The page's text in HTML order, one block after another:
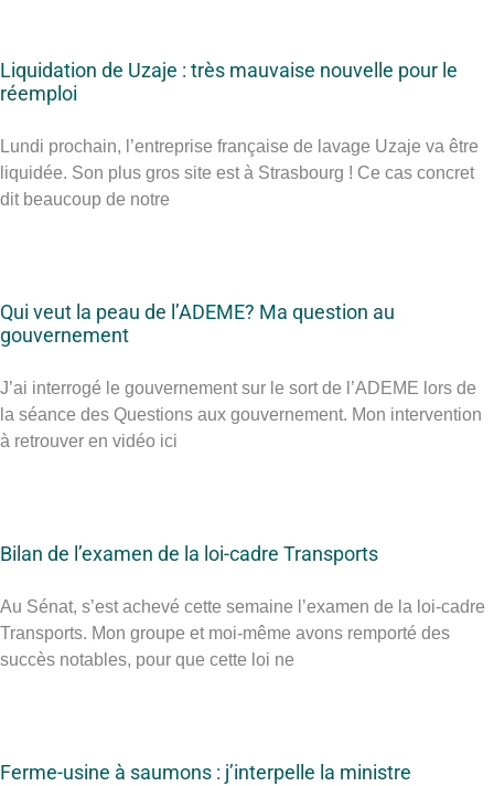
Liquidation de Uzaje : très mauvaise nouvelle pour le
réemploi
Lundi prochain, l’entreprise française de lavage Uzaje va être
liquidée. Son plus gros site est à Strasbourg ! Ce cas concret
dit beaucoup de notre
Qui veut la peau de l’ADEME? Ma question au
gouvernement
J’ai interrogé le gouvernement sur le sort de l’ADEME lors de
la séance des Questions aux gouvernement. Mon intervention
à retrouver en vidéo ici
Bilan de l’examen de la loi-cadre Transports
Au Sénat, s’est achevé cette semaine l’examen de la loi-cadre
Transports. Mon groupe et moi-même avons remporté des
succès notables, pour que cette loi ne
Ferme-usine à saumons : j’interpelle la ministre